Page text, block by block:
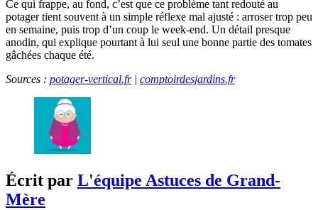
Ce qui frappe, au fond, c’est que ce problème tant redouté au
potager tient souvent à un simple réflexe mal ajusté : arroser trop peu
en semaine, puis trop d’un coup le week-end. Un détail presque
anodin, qui explique pourtant à lui seul une bonne partie des tomates
gâchées chaque été.
Sources : potager-vertical.fr| comptoirdesjardins.fr
Écrit par L'équipe Astuces de Grand-
Mère